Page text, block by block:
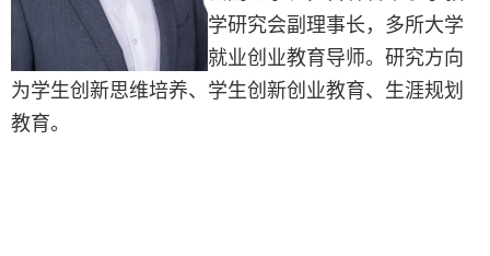
学研究会副理事长，多所大学
就业创业教育导师。研究方向
为学生创新思维培养、学生创新创业教育、生涯规划
教育。